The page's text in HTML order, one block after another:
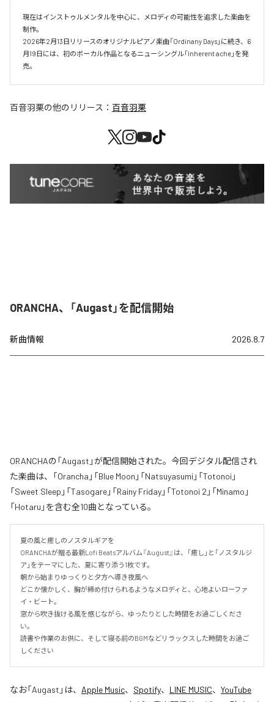
現在はインストゥルメンタルを中心に、メロディの可能性を追求した楽曲を
制作。
2026年2月13日リリースのオリジナルピアノ楽曲「Ordinany Days」に続き、6
月19日には、初のボーカル作品となるニューシングル「Inherent ache」を発
売。
百音羽栗の他のリリース： 百音羽栗
ORANCHA、「Augast」を配信開始
新曲情報 2026.8.7
ORANCHAの「Augast」が配信開始された。今回デジタル配信され
た楽曲は、「Orancha」「Blue Moon」「Natsuyasumi」「Totonoi」
「Sweet Sleep」「Tasogare」「Rainy Friday」「Totonoi 2」「Minamo」
「Hotaru」を含む全10曲となっている。
夏の風と癒しのノスタルギアを
ORANCHAが贈る最新Lofi Beatsアルバム『August』は、「癒し」と「ノスタルジ
ア」をテーマにした、夏に寄り添う1枚です。
朝から始まりゆっくりと夕方へ導き夜風へ
どこか懐かしく、胸が締め付けられるようなメロディと、心地よいローファ
イ・ビート。
窓から吹き抜ける風を感じながら、ゆったりとした時間をお過ごしくださ
い。
読書や作業のお供に、そして寝る前のBGMなどリラックスした時間をお過ご
しください
なお「Augast 」は、 Apple Music、 Spotify、 LINE MUSIC、 YouTube